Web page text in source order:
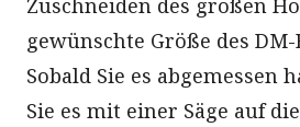
Zuschneiden des großen
gewünschte Größe des
Sobald Sie es abgemessen
Sie es mit einer Säge auf